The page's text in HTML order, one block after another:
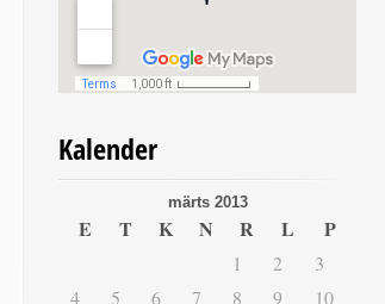
Kalender
märts 2013
E T K N R L P
1 2
3
4
5 6 7 8 9 10